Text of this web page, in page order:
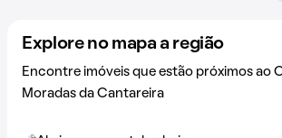
Explore no mapa a região
Encontre imóveis que estão próximos ao
Moradas da Cantareira